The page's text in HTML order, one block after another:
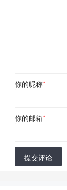
你的昵称*
你的邮箱*
提交评论